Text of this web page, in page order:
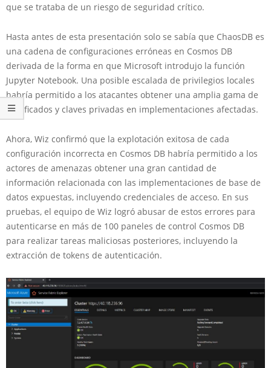
que se trataba de un riesgo de seguridad crítico.
Hasta antes de esta presentación solo se sabía que ChaosDB es
una cadena de configuraciones erróneas en Cosmos DB
derivada de la forma en que Microsoft introdujo la función
Jupyter Notebook. Una posible escalada de privilegios locales
habría permitido a los atacantes obtener una amplia gama de
certificados y claves privadas en implementaciones afectadas.
Ahora, Wiz confirmó que la explotación exitosa de cada
configuración incorrecta en Cosmos DB habría permitido a los
actores de amenazas obtener una gran cantidad de
información relacionada con las implementaciones de base de
datos expuestas, incluyendo credenciales de acceso. En sus
pruebas, el equipo de Wiz logró abusar de estos errores para
autenticarse en más de 100 paneles de control Cosmos DB
para realizar tareas maliciosas posteriores, incluyendo la
extracción de tokens de autenticación.